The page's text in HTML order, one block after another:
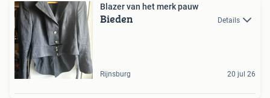
Blazer van het merk pauw
Bieden Details
Rijnsburg 20 jul 26